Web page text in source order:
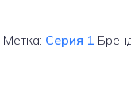
Метка: Серия 1